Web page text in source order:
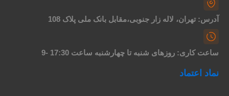
تهران، لاله زار جنوبی،مقابل بانک ملی پلاک 108
کاری: روزهای شنبه تا چهارشنبه ساعت 17:30 -9
اعتماد